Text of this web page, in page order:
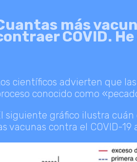
más
COVID.
científicos advierten que
conocido como
siguiente gráfico ilustra
vacunas contra el COVID-